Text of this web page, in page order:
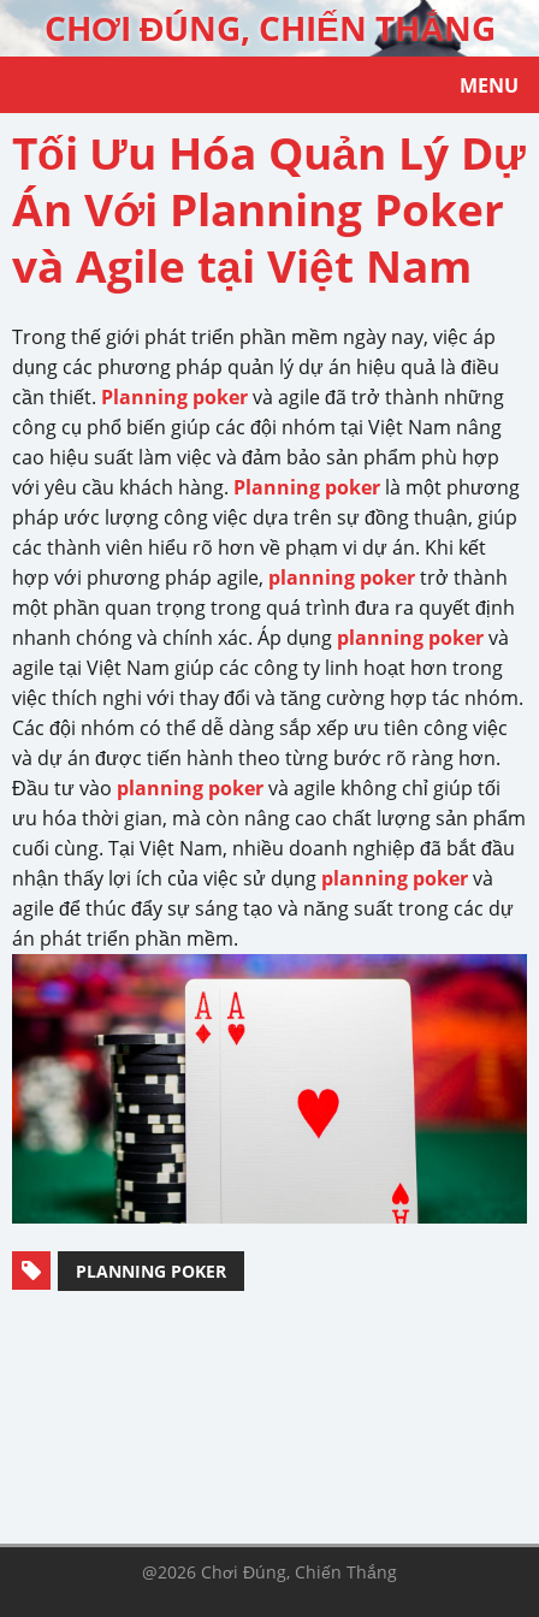
CHƠI ĐÚNG, CHIẾN THẮNG
MENU
Tối Ưu Hóa Quản Lý Dự
Án Với Planning Poker
và Agile tại Việt Nam
Trong thế giới phát triển phần mềm ngày nay, việc áp
dụng các phương pháp quản lý dự án hiệu quả là điều
cần thiết. Planning pokervà agile đã trở thành những
công cụ phổ biến giúp các đội nhóm tại Việt Nam nâng
cao hiệu suất làm việc và đảm bảo sản phẩm phù hợp
với yêu cầu khách hàng. Planning poker là một phương
pháp ước lượng công việc dựa trên sự đồng thuận, giúp
các thành viên hiểu rõ hơn về phạm vi dự án. Khi kết
hợp với phương pháp agile, planning pokertrở thành
một phần quan trọng trong quá trình đưa ra quyết định
nhanh chóng và chính xác. Áp dụng planning pokervà
agile tại Việt Nam giúp các công ty linh hoạt hơn trong
việc thích nghi với thay đổi và tăng cường hợp tác nhóm.
Các đội nhóm có thể dễ dàng sắp xếp ưu tiên công việc
và dự án được tiến hành theo từng bước rõ ràng hơn.
Đầu tư vào planning pokervà agile không chỉ giúp tối
ưu hóa thời gian, mà còn nâng cao chất lượng sản phẩm
cuối cùng. Tại Việt Nam, nhiều doanh nghiệp đã bắt đầu
nhận thấy lợi ích của việc sử dụng planning pokervà
agile để thúc đẩy sự sáng tạo và năng suất trong các dự
án phát triển phần mềm.
PLANNING POKER
@2026 Chơi Đúng, Chiến Thắng